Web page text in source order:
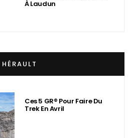
À Laudun
HÉRAULT
Ces 5 GR® Pour Faire Du
Trek En Avril